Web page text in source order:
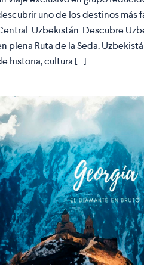
uno de los destinos más
Uzbekistán. Descubre
plena Ruta de la Seda,
historia, cultura […]